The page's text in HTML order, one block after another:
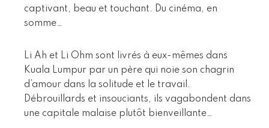
captivant, beau et touchant. Du cinéma, en
somme…
Li Ah et Li Ohm sont livrés à eux-mêmes dans
Kuala Lumpur par un père qui noie son chagrin
d’amour dans la solitude et le travail.
Débrouillards et insouciants, ils vagabondent dans
une capitale malaise plutôt bienveillante…